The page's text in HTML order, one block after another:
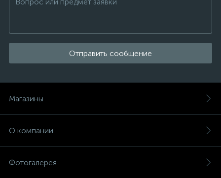
Отправить сообщение
Магазины
О компании
Фотогалерея